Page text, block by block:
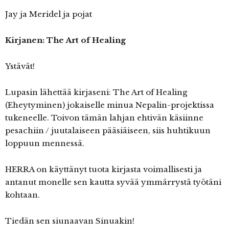
Jay ja Meridel ja pojat
Kirjanen: The Art of Healing
Ystävät!
Lupasin lähettää kirjaseni: The Art of Healing
(Eheytyminen) jokaiselle minua Nepalin-projektissa
tukeneelle. Toivon tämän lahjan ehtivän käsiinne
pesachiin / juutalaiseen pääsiäiseen, siis huhtikuun
loppuun mennessä.
HERRA on käyttänyt tuota kirjasta voimallisesti ja
antanut monelle sen kautta syvää ymmärrystä työtäni
kohtaan.
Tiedän sen siunaavan Sinuakin!